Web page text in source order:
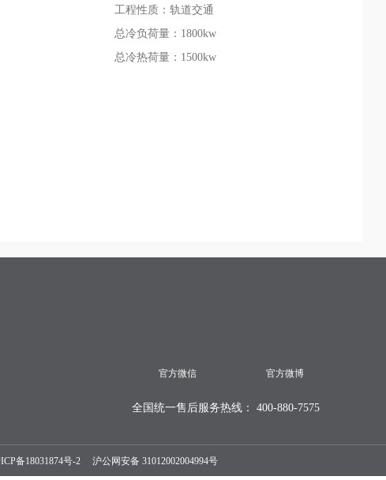
工程性质：轨道交通
总冷负荷量：1800kw
总冷热荷量：1500kw
官方微信
官方微博
全国统一售后服务热线： 400-880-7575
备18031874号-2 沪公网安备 31012002004994号